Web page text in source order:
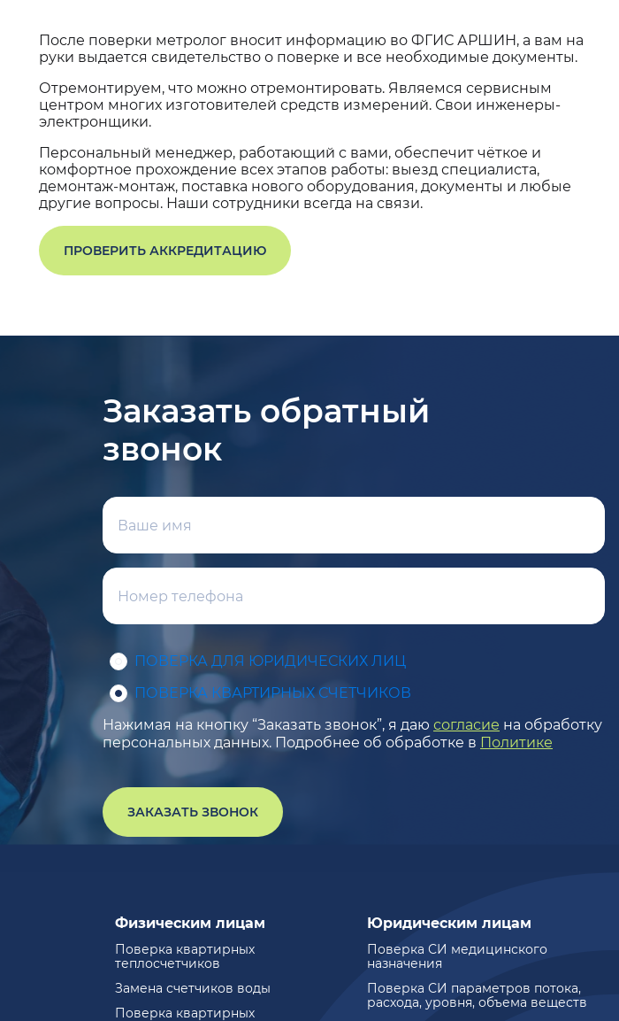
После поверки метролог вносит информацию во ФГИС АРШИН, а вам на
руки выдается свидетельство о поверке и все необходимые документы.
Отремонтируем, что можно отремонтировать. Являемся сервисным
центром многих изготовителей средств измерений. Свои инженеры-
электронщики.
Персональный менеджер, работающий с вами, обеспечит чёткое и
комфортное прохождение всех этапов работы: выезд специалиста,
демонтаж-монтаж, поставка нового оборудования, документы и любые
другие вопросы. Наши сотрудники всегда на связи.
ПРОВЕРИТЬ АККРЕДИТАЦИЮ
Заказать обратный
звонок
ПОВЕРКА ДЛЯ ЮРИДИЧЕСКИХ ЛИЦ
ПОВЕРКА КВАРТИРНЫХ СЧЕТЧИКОВ
Нажимая на кнопку “Заказать звонок”, я даю согласие на обработку
персональных данных. Подробнее об обработке в Политике
ЗАКАЗАТЬ ЗВОНОК
Физическим лицам
Поверка квартирных
теплосчетчиков
Замена счетчиков воды
Поверка квартирных
Юридическим лицам
Поверка СИ медицинского
назначения
Поверка СИ параметров потока,
расхода, уровня, объема веществ